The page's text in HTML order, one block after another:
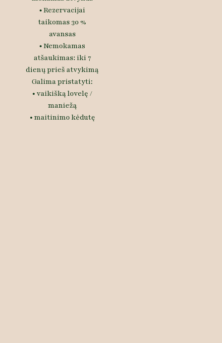
• Rezervacijai
taikomas 30 %
avansas
• Nemokamas
atšaukimas: iki 7
dienų prieš atvykimą
Galima pristatyti:
• vaikišką lovelę /
maniežą
• maitinimo kėdutę